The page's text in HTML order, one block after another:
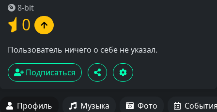
8-bit
0
Пользователь ничего о себе не указал.
Подписаться
Профиль Музыка Фото